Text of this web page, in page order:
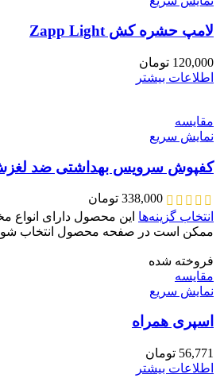
لامپ حشره کش Zapp Light
120,000 تومان
اطلاعات بیشتر
مقايسه
نمایش سریع
کفپوش سرویس بهداشتی ضد
338,000 تومان
انتخاب گزینه‌ها این محصول دارای انواع
ممکن است در صفحه محصول انتخاب
فروخته شده
مقايسه
نمایش سریع
اسپری همراه
56,771 تومان
اطلاعات بیشتر